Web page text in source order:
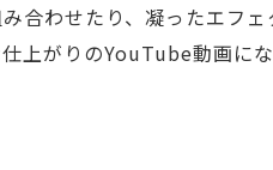
合わせたり、凝ったエフ
上がりのYouTube動画に